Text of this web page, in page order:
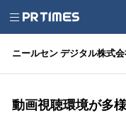
ニールセン デジタル株式
動画視聴環境が多